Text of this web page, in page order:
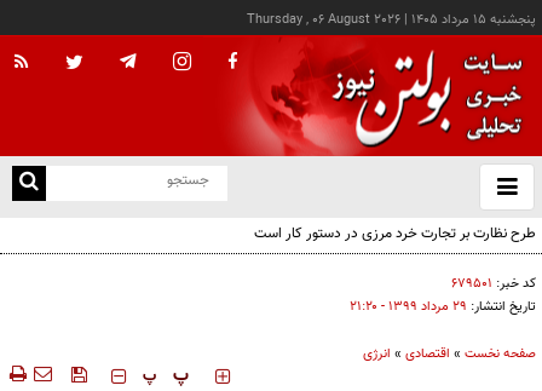
پنجشنبه ۱۵ مرداد ۱۴۰۵ |
Thursday , 06 August 2026
باز
و
طرح نظارت بر تجارت خرد مرزی در دستور کار است
کد خبر: ۶۷۹۵۰۱
تاریخ انتشار: ۲۹ مرداد ۱۳۹۹ - ۲۱:۲۰
صفحه نخست » اقتصادی » انرژی
‍‍‍ پ پ